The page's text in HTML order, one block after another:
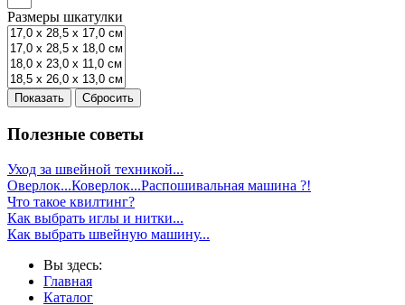
Размеры шкатулки
Показать Сбросить
Полезные советы
Уход за швейной техникой...
Оверлок...Коверлок...Распошивальная машина ?!
Что такое квилтинг?
Как выбрать иглы и нитки...
Как выбрать швейную машину...
Вы здесь:
Главная
Каталог